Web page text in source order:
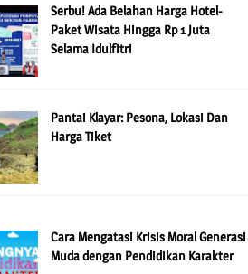
Serbu! Ada Belahan Harga Hotel-
Paket Wisata Hingga Rp 1 Juta
Selama Idulfitri
Pantai Klayar: Pesona, Lokasi Dan
Harga Tiket
Cara Mengatasi Krisis Moral Generasi
Muda dengan Pendidikan Karakter